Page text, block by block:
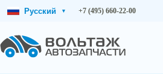
Русский ▾ +7 (495) 660-22-00